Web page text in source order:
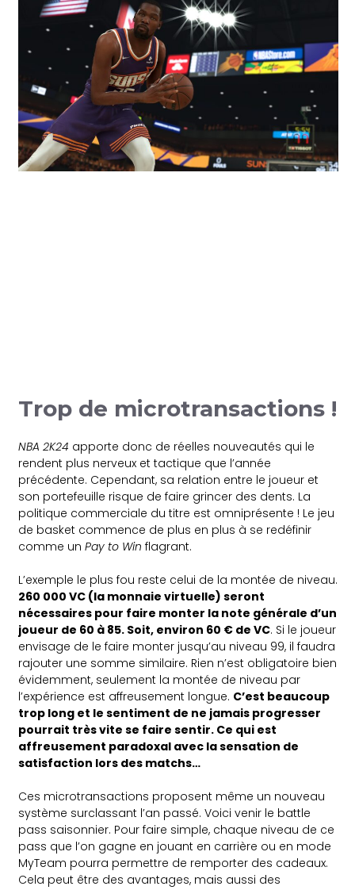
Trop de microtransactions !
NBA 2K24 apporte donc de réelles nouveautés qui le
rendent plus nerveux et tactique que l’année
précédente. Cependant, sa relation entre le joueur et
son portefeuille risque de faire grincer des dents. La
politique commerciale du titre est omniprésente ! Le jeu
de basket commence de plus en plus à se redéfinir
comme un Pay to Win flagrant.
L’exemple le plus fou reste celui de la montée de niveau.
260 000 VC (la monnaie virtuelle) seront
nécessaires pour faire monter la note générale d’un
joueur de 60 à 85. Soit, environ 60 € de VC. Si le joueur
envisage de le faire monter jusqu’au niveau 99, il faudra
rajouter une somme similaire. Rien n’est obligatoire bien
évidemment, seulement la montée de niveau par
l’expérience est affreusement longue. C’est beaucoup
trop long et le sentiment de ne jamais progresser
pourrait très vite se faire sentir. Ce qui est
affreusement paradoxal avec la sensation de
satisfaction lors des matchs…
Ces microtransactions proposent même un nouveau
système surclassant l’an passé. Voici venir le battle
pass saisonnier. Pour faire simple, chaque niveau de ce
pass que l’on gagne en jouant en carrière ou en mode
MyTeam pourra permettre de remporter des cadeaux.
Cela peut être des avantages, mais aussi des